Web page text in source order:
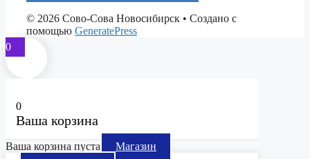
© 2026 Сово-Сова Новосибирск • Создано с
помощью GeneratePress
0
0
Ваша корзина
Ваша корзина пуста Магазин